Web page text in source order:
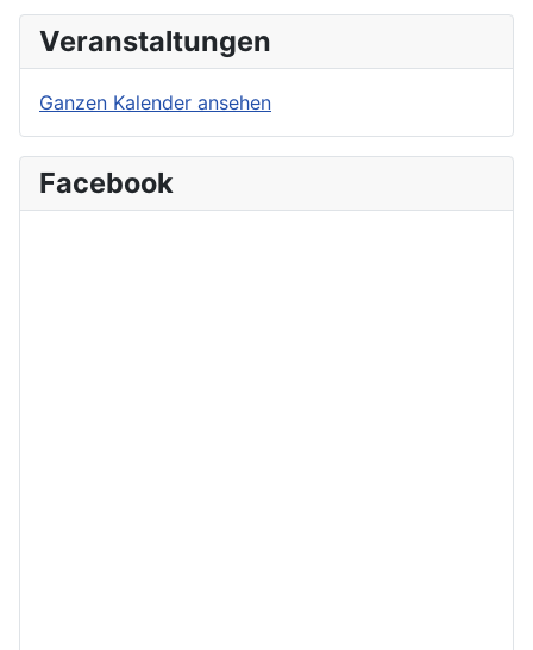
Veranstaltungen
Ganzen Kalender ansehen
Facebook